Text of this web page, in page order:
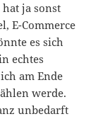
ja sonst
E-Commerce
es sich
echtes
am Ende
werde.
unbedarft